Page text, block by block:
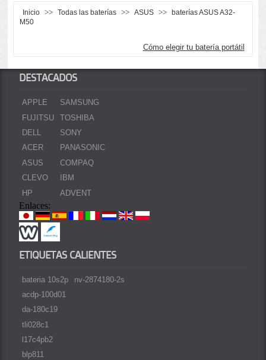
Inicio >> Todas las baterías >> ASUS >>
baterías ASUS A32-
M50
Cómo elegir tu batería portátil
DESTACADOS
APPLE
FUJITSU
DELL
ACER
ASUS
CLEVO
HP
SAMSUNG
TOSHIBA
SONY
PANASONIC
COMPAQ
IBM
ADVENT
Enlaces:
ETIQUETAS CALIENTES
bateria 10s2p
acdp-100d01
da-180c19
tli028c1
l17c4pb2
blp811
nv-2874180-2s